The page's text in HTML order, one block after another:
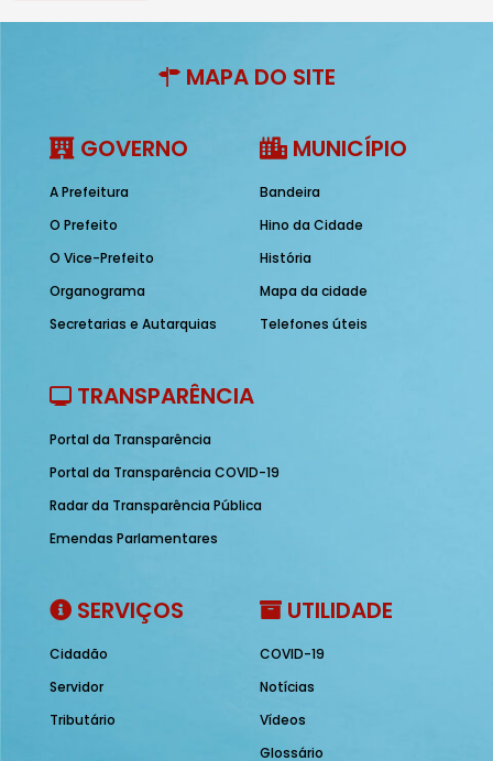
MAPA DO SITE
GOVERNO
A Prefeitura
O Prefeito
O Vice-Prefeito
Organograma
Secretarias e Autarquias
MUNICÍPIO
Bandeira
Hino da Cidade
História
Mapa da cidade
Telefones úteis
TRANSPARÊNCIA
Portal da Transparência
Portal da Transparência COVID-19
Radar da Transparência Pública
Emendas Parlamentares
SERVIÇOS
Cidadão
Servidor
Tributário
UTILIDADE
COVID-19
Notícias
Vídeos
Glossário